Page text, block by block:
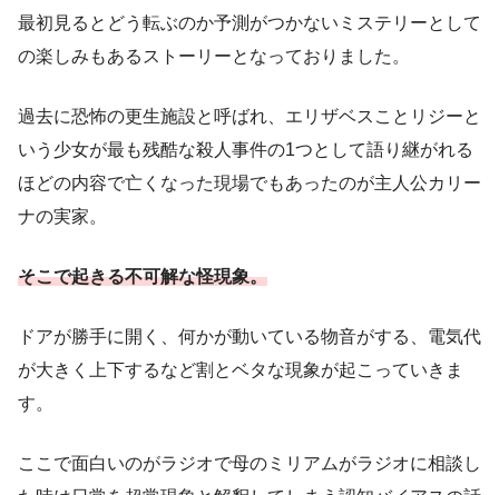
最初見るとどう転ぶのか予測がつかないミステリーとして
の楽しみもあるストーリーとなっておりました。
過去に恐怖の更生施設と呼ばれ、エリザベスことリジーと
いう少女が最も残酷な殺人事件の1つとして語り継がれる
ほどの内容で亡くなった現場でもあったのが主人公カリー
ナの実家。
そこで起きる不可解な怪現象。
ドアが勝手に開く、何かが動いている物音がする、電気代
が大きく上下するなど割とベタな現象が起こっていきま
す。
ここで面白いのがラジオで母のミリアムがラジオに相談し